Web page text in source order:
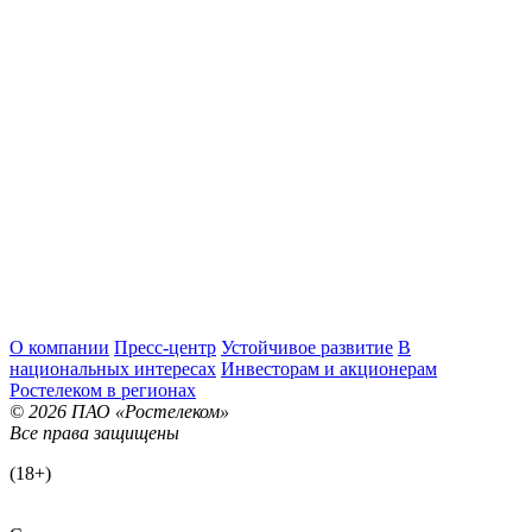
О компании Пресс-центр Устойчивое развитие В
национальных интересах Инвесторам и акционерам
Ростелеком в регионах
© 2026 ПАО «Ростелеком»
Все права защищены
(18+)